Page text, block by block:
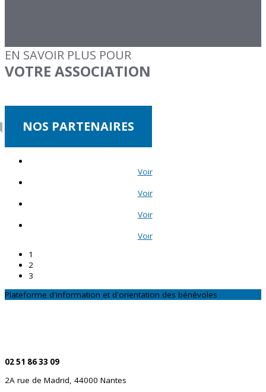
EN SAVOIR PLUS POUR
VOTRE ASSOCIATION
NOS PARTENAIRES
Voir
Voir
Voir
Voir
1
2
3
Plateforme d'information et d'orientation des bénévoles
02 51 86 33 09
2A rue de Madrid, 44000 Nantes